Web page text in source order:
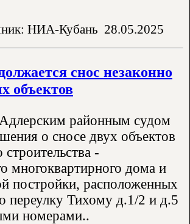
НИА-Кубань 28.05.2025
снос незаконно
объектов
районным судом
о сносе двух объектов
строительства -
многоквартирного дома и
постройки, расположенных
переулку Тихому д.1/2 и д.5
номерами..